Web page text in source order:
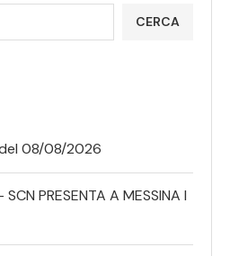
CERCA
08/08/2026
SCN PRESENTA A MESSINA I